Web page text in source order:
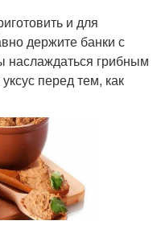
и для
держите банки с
наслаждаться грибным
перед тем, как